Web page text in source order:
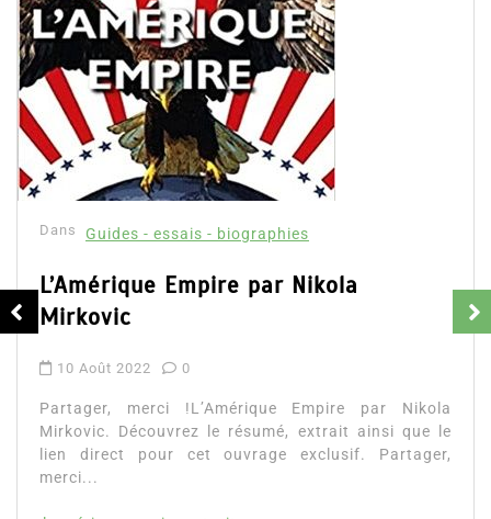
Dans
Dernière Soirée – résumé et extrait
19 Fév 2025